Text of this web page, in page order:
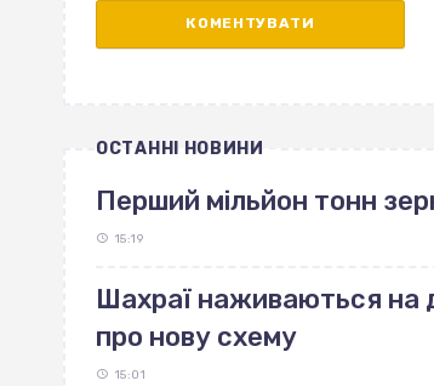
ОСТАННІ НОВИНИ
Перший мільйон тонн
15:19
Шахраї наживаються на
про нову схему
15:01